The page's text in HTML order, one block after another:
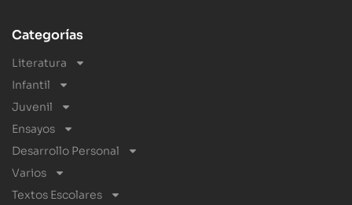
Categorías
Literatura
Infantil
Juvenil
Ensayos
Desarrollo Personal
Varios
Textos Escolares